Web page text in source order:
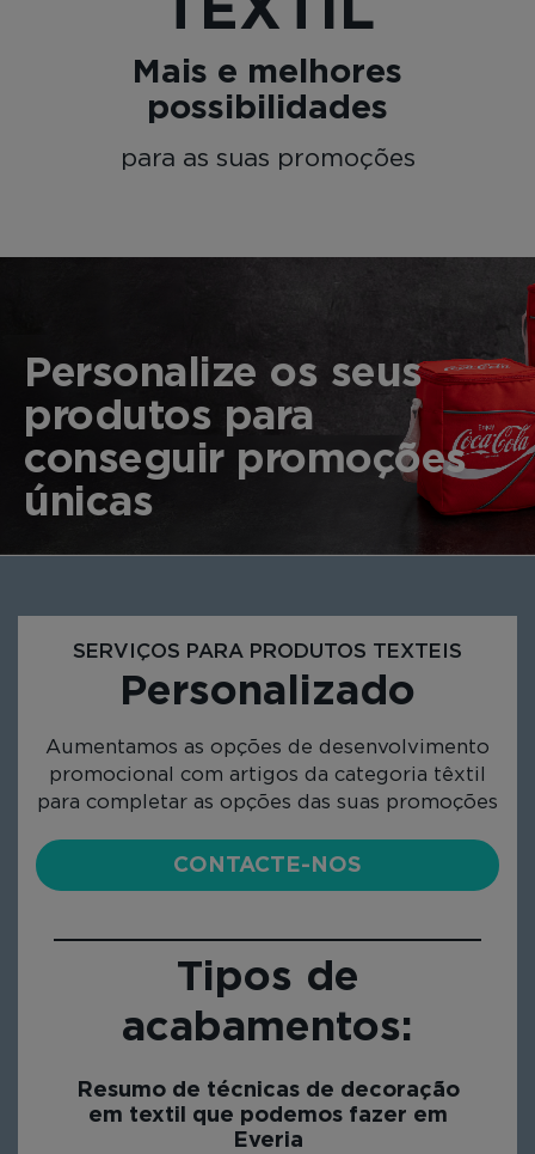
Mais e melhores
possibilidades
para as suas promoções
Personalize os seus
produtos para
conseguir promoções
únicas
SERVIÇOS PARA PRODUTOS TEXTEIS
Personalizado
Aumentamos as opções de desenvolvimento
promocional com artigos da categoria têxtil
para completar as opções das suas promoções
CONTACTE-NOS
Tipos de
acabamentos:
Resumo de técnicas de decoração
em textil que podemos fazer em
Everia